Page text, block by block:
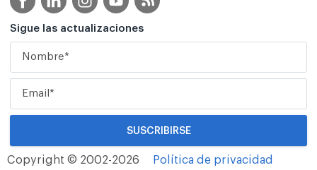
Sigue las actualizaciones
Copyright © 2002-2026
Política de privacidad